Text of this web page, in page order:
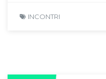
INCONTRI